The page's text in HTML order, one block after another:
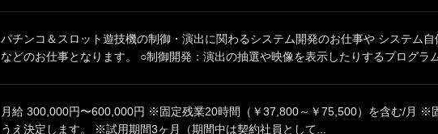
パチンコ＆スロット遊技機の制御・演出に関わるシステム開発のお仕事や システム
などのお仕事となります。 ○制御開発：演出の抽選や映像を表示したりするプログラ
月給 300,000円〜600,000円 ※固定残業20時間（￥37,800～￥75,500）を含む/月 ※
うえ決定します。 ※試用期間3ヶ月（期間中は契約社員として...